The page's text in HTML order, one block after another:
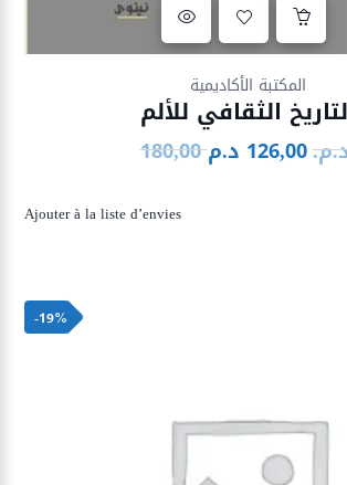
Ajouter à la liste
المكتبة الأكاديمية
الثقافي للألم
180,00
Le
126,00
Ajouter à la liste d’envies
-19%